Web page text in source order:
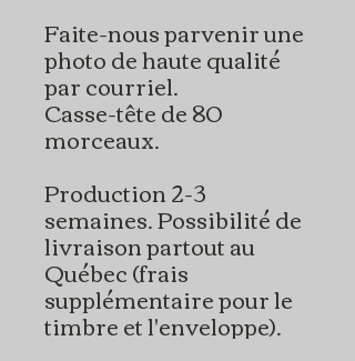
Faite-nous parvenir une
photo de haute qualité
par courriel.
Casse-tête de 80
morceaux.
Production 2-3
semaines. Possibilité de
livraison partout au
Québec (frais
supplémentaire pour le
timbre et l'enveloppe).